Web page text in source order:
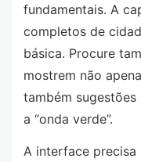
fundamentais. A
completos de
básica. Procure
mostrem não
também
a “onda verde”.
A interface precisa